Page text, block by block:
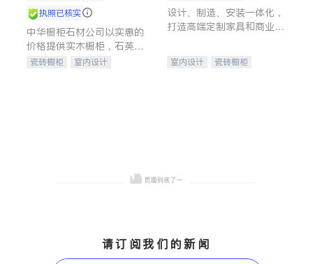
执照已核实
中华橱柜石材公司以实惠的
价格提供实木橱柜，石英石
台面，多种优质不锈钢水
瓷砖橱柜
室内设计
设计、制造、安装一体化，
打造高端定制家具和商业空
室内设计
瓷砖橱柜
请订阅我们的新闻